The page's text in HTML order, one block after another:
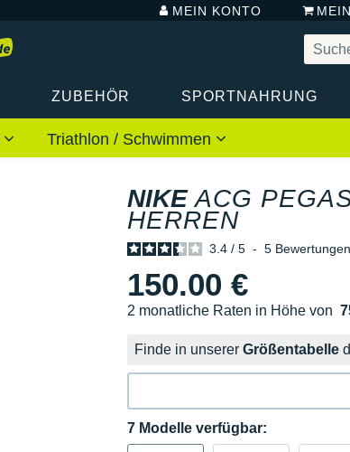
MEIN KONTO
ZUBEHÖR SPORTNAHRUNG
Triathlon / Schwimmen
NIKE ACG
HERREN
3.4 / 5 - 5 Bewertungen
150.00 €
2 monatliche Raten in Höhe von
Ohne Zusatzkosten
Finde in unserer Größentabelle
7 Modelle verfügbar: